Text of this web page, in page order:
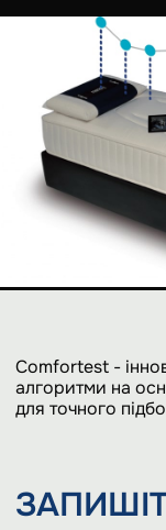
Comfortest -
алгоритми на
для точного